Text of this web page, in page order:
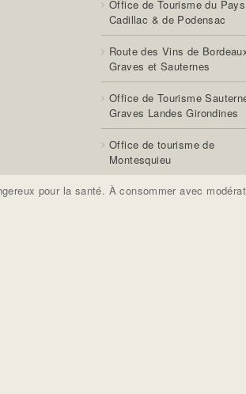
Office de Tourisme du
Cadillac & de Podensac
Route des Vins de
Graves et Sauternes
Office de Tourisme
Graves Landes Girondines
Office de tourisme de
Montesquieu
pour la santé. À consommer avec